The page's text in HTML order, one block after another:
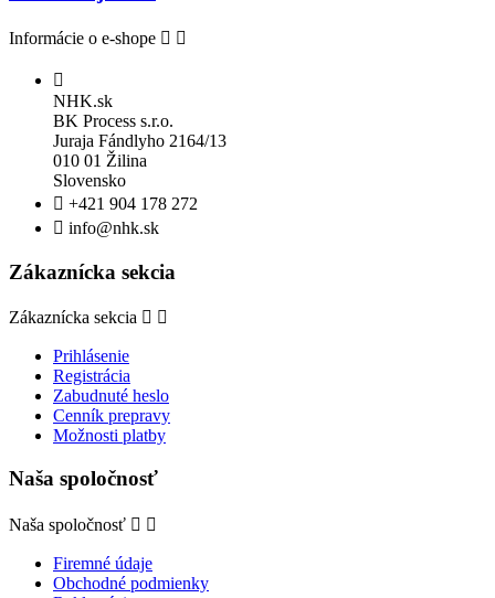
Informácie o e-shope  

NHK.sk
BK Process s.r.o.
Juraja Fándlyho 2164/13
010 01 Žilina
Slovensko
 +421 904 178 272
 info@nhk.sk
Zákaznícka sekcia
Zákaznícka sekcia  
Prihlásenie
Registrácia
Zabudnuté heslo
Cenník prepravy
Možnosti platby
Naša spoločnosť
Naša spoločnosť  
Firemné údaje
Obchodné podmienky